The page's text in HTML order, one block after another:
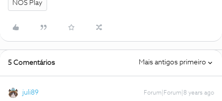
NOS Play
5 Comentários Mais antigos primeiro
juli89 Forum|Forum|8 years ago